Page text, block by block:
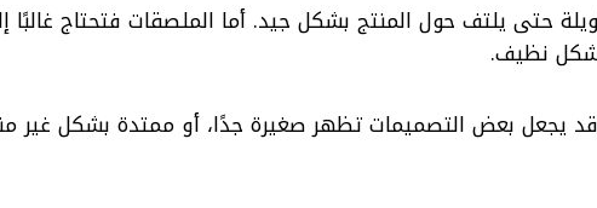
حتى يلتف حول المنتج بشكل جيد. أما الملصقات فتحتاج
نظيف.
يجعل بعض التصميمات تظهر صغيرة جدًا، أو ممتدة بشكل غير